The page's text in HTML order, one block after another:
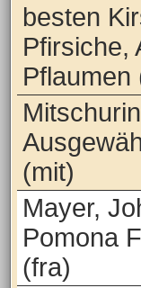
besten
Pfirsiche,
Pflaumen
(mit)
Mayer,
Pomona
(fra)